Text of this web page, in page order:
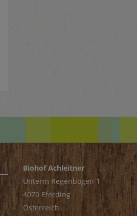
Biohof Achleitner
Unterm Regenbogen 1
4070 Eferding
Österreich